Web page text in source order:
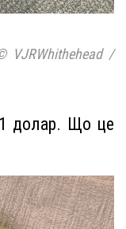
VJRWhithehead /
долар. Що це